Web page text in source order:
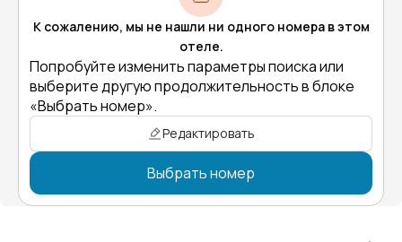
К сожалению, мы не нашли ни одного номера в этом
отеле.
Попробуйте изменить параметры поиска или
выберите другую продолжительность в блоке
«Выбрать номер».
Редактировать
Выбрать номер